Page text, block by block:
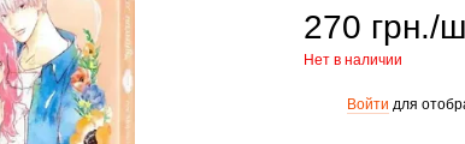
270 грн./
Нет в наличии
Войти для